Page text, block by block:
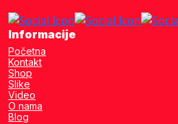
Informacije
Početna
Kontakt
Shop
Slike
Video
O nama
Blog